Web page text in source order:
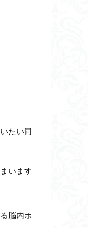
たい同
います
脳内ホ